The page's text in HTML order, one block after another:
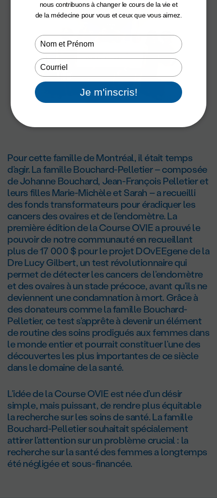
Pour cette famille de Montréal, il était temps
d’agir. La famille Bouchard-Pelletier – composée
de Johanne Bouchard, Jean-François Pelletier et
leurs filles Marie-Michèle et Sarah – a recueilli
des fonds transformateurs pour éradiquer les
cancers des ovaires et de l’endomètre. La
première édition de la Course OVIE a prouvé le
pouvoir de notre communauté en recueillant
plus de 17 000 $ pour le projet DOvEEgene de la
DreLucy Gilbert, un test révolutionnaire qui
permet de détecter les cancers de l’endomètre
et des ovaires à un stade précoce, avant qu’ils ne
deviennent une condamnation à mort. Grâce à
des donateurs comme la famille Bouchard-
Pelletier, ce test s’apprête à devenir un élément
de routine des soins prodigués aux femmes dans
le monde entier et pourrait constituer l’une des
découvertes les plus importantes de ce siècle
dans le domaine de la santé.
L’idée de la Course OVIE est née d’un désir
simple, mais puissant, de rendre plus équitable
la recherche sur les soins de santé. La famille
Bouchard-Pelletier souhaitait spécialement
attirer l’attention sur un problème crucial : la
recherche sur la santé des femmes a longtemps
été négligée et sous-financée.
nous contribuons à changer le cours de la vie et
de la médecine pour vous et ceux que vous aimez.
Type
your
name
Type
your
email
Je m'inscris!